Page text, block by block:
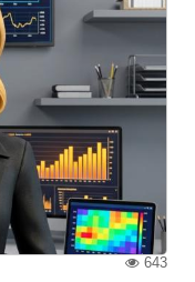
643